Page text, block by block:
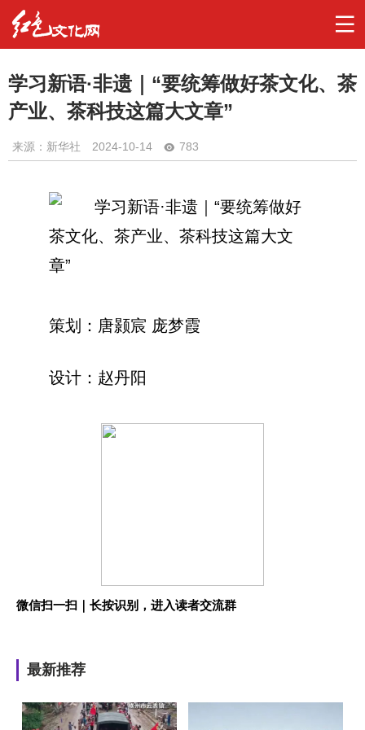
学习新语·非遗｜“要统筹做好茶文化、茶
产业、茶科技这篇大文章”
来源：新华社 2024-10-14 783
策划：唐颢宸 庞梦霞
设计：赵丹阳
微信扫一扫｜长按识别，进入读者交流群
最新推荐